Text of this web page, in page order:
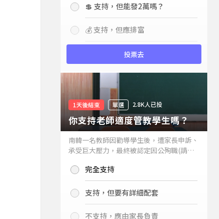
💲 支持，但能發2萬嗎？
💰 支持，但應排富
投票去
1天後結束 單選 2.8K人已投
你支持老師適度管教學生嗎？
南韓一名教師因勸導學生後，遭家長申訴、
承受巨大壓力，最終被認定因公殉職(請見
你支持老師適度管教學生嗎？
完全支持
支持，但要有詳細配套
不支持，應由家長負責